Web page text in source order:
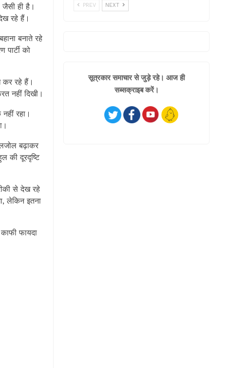
जैसी ही है।
रहे हैं।
बनाते रहे
को
कर रहे हैं।
नहीं दिखी।
रहा।
बढ़ाकर
की दूरदृष्टि
से देख रहे
लेकिन इतना
फायदा
PREV NEXT
सूत्रकार समाचार से जुड़े रहे। आज ही
सब्सक्राइब करें।